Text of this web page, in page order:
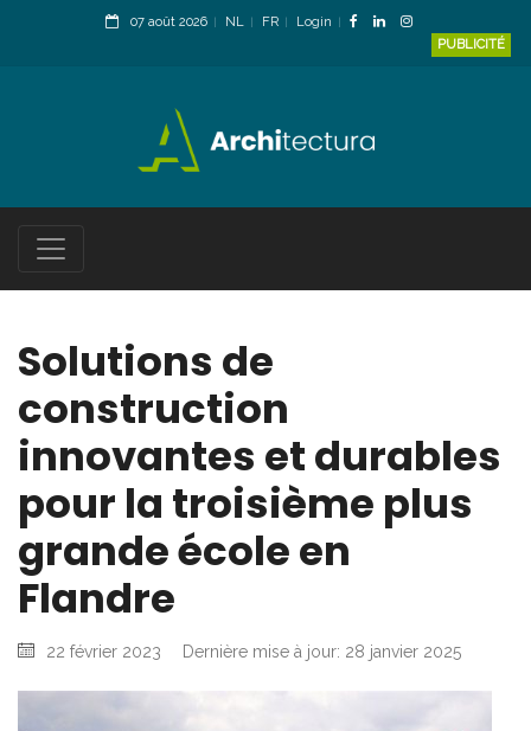
07 août 2026 NL FR
Login
PUBLICITÉ
Solutions de
construction
innovantes et durables
pour la troisième plus
grande école en
Flandre
22 février 2023 Dernière mise à jour: 28 janvier 2025